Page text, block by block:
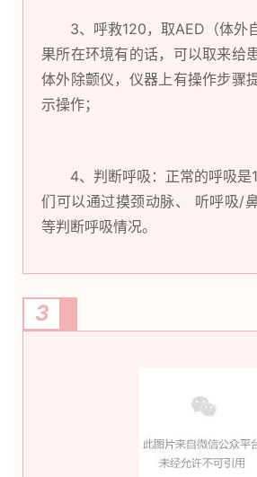
3、呼救120，取AED（体外
果所在环境有的话，可以取来给
体外除颤仪，仪器上有操作步骤
示操作；
4、判断呼吸：正常的呼吸
们可以通过摸颈动脉、 听呼吸/
等判断呼吸情况。
3